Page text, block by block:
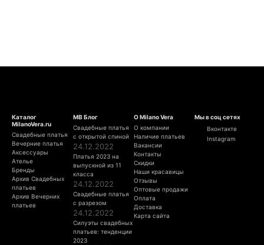
Каталог
MilanoVera.ru
Свадебные платья
Вечерние платья
Аксессуары
Ателье
Бренды
Архив Свадебных
платьев
Архив Вечерних
платьев
МВ Блог
Свадебные платья
с открытой спиной
24.12.2022
Платья 2023 на
выпускной из 11
класса
24.12.2022
Свадебные платья
с разрезом
24.12.2022
Силуэты свадебных
платьев: тенденции
2023
О Milano Vera
О компании
Наличие платьев
Вакансии
Контакты
Скидки
Наши красавицы
Отзывы
Оптовые продажи
Оплата
Доставка
Карта сайта
Мы в соц сетях
Вконтакте
Instagram